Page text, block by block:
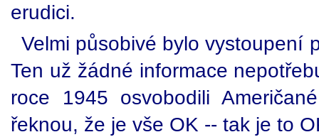
erudici.
Velmi působivé bylo vystoupení
Ten už žádné informace
roce 1945 osvobodili
řeknou, že je vše OK -- tak je to